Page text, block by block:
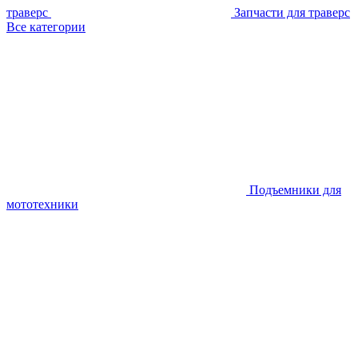
траверс
Запчасти для траверс
Все категории
Подъемники для
мототехники